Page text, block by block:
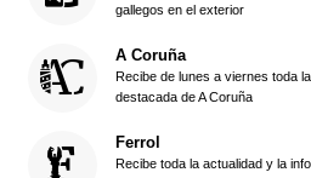
gallegos en el exterior
A Coruña
Recibe de lunes a viernes toda
destacada de A Coruña
Ferrol
Recibe toda la actualidad y la